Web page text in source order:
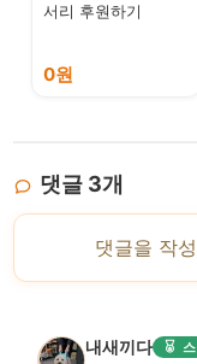
서리 후원하기
0원
댓글 3개
댓글을 작
내새끼다